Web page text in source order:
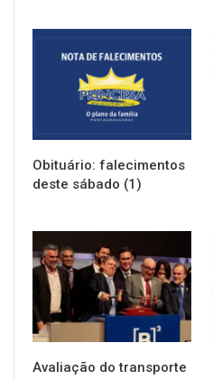
Obituário: falecimentos
deste sábado (1)
NOTÍCIAS
Avaliação do transporte